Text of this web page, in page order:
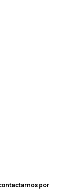
por